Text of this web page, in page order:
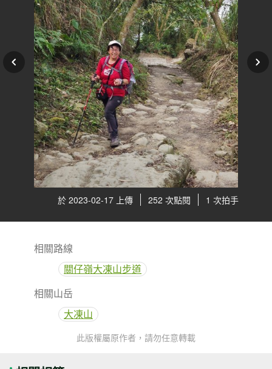
於 2023-02-17 上傳 252 次點閱 1 次拍手
相關路線
關仔嶺大凍山步道
相關山岳
大凍山
此版權屬原作者，請勿任意轉載